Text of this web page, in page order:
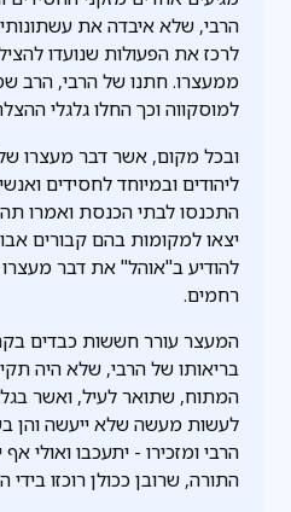
הרבי, שלא איבדה את
לרכז את הפעולות שנועדו
ממעצרו. חתנו של הרבי, הרב
למוסקווה וכך החלו גלגלי
ובכל מקום, אשר דבר מעצרו
ליהודים ובמיוחד לחסידים
התכנסו לבתי הכנסת ואמרו
יצאו למקומות בהם קבורים
להודיע ב"אוהל" את דבר
רחמים.
המעצר עורר חששות כבדים
בריאותו של הרבי, שלא היה
המתוח, שתואר לעיל, ואשר
לעשות מעשה שלא ייעשה והן
הרבי ומזכירו - יתעכבו ואולי
התורה, שרובן ככולן רוכזו בידי